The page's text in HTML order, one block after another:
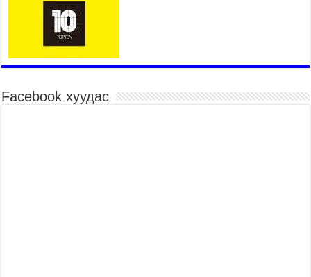
2026 оны 7 сар 21 / 13 цаг 43 минут
COP17 хурлын үеэрх замын хөдөлгөөн, нийтийн
тээврийн зохицуулалт, сургууль, цэцэрлэг, зах,
худалдааны төвийн ажиллах хуваарийг гаргаж,
иргэдэд мэдээлэхийг үүрэг болголоо
Гэр бүлийн хэрэг шүүхэд хянан шийдвэрлэх
Facebook хуудас